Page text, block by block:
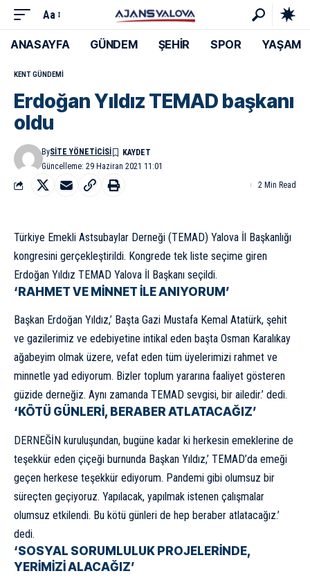
Aa
ANASAYFA GÜNDEM ŞEHİR SPOR YAŞAM
KENT GÜNDEMI
Erdoğan Yıldız TEMAD başkanı
oldu
Güncelleme: 29 Haziran 2021 11:01
BySITE YÖNETICISI
2 Min Read
Türkiye Emekli Astsubaylar Derneği (TEMAD) Yalova İl Başkanlığı
kongresini gerçekleştirildi. Kongrede tek liste seçime giren
Erdoğan Yıldız TEMAD Yalova İl Başkanı seçildi.
‘RAHMET VE MİNNET İLE ANIYORUM’
Başkan Erdoğan Yıldız,’ Başta Gazi Mustafa Kemal Atatürk, şehit
ve gazilerimiz ve edebiyetine intikal eden başta Osman Karalıkay
ağabeyim olmak üzere, vefat eden tüm üyelerimizi rahmet ve
minnetle yad ediyorum. Bizler toplum yararına faaliyet gösteren
güzide derneğiz. Aynı zamanda TEMAD sevgisi, bir ailedir.’ dedi.
‘KÖTÜ GÜNLERİ, BERABER ATLATACAĞIZ’
DERNEĞİN kuruluşundan, bugüne kadar ki herkesin emeklerine de
teşekkür eden çiçeği burnunda Başkan Yıldız,’ TEMAD’da emeği
geçen herkese teşekkür ediyorum. Pandemi gibi olumsuz bir
süreçten geçiyoruz. Yapılacak, yapılmak istenen çalışmalar
olumsuz etkilendi. Bu kötü günleri de hep beraber atlatacağız.’
dedi.
‘SOSYAL SORUMLULUK PROJELERİNDE,
YERİMİZİ ALACAĞIZ’